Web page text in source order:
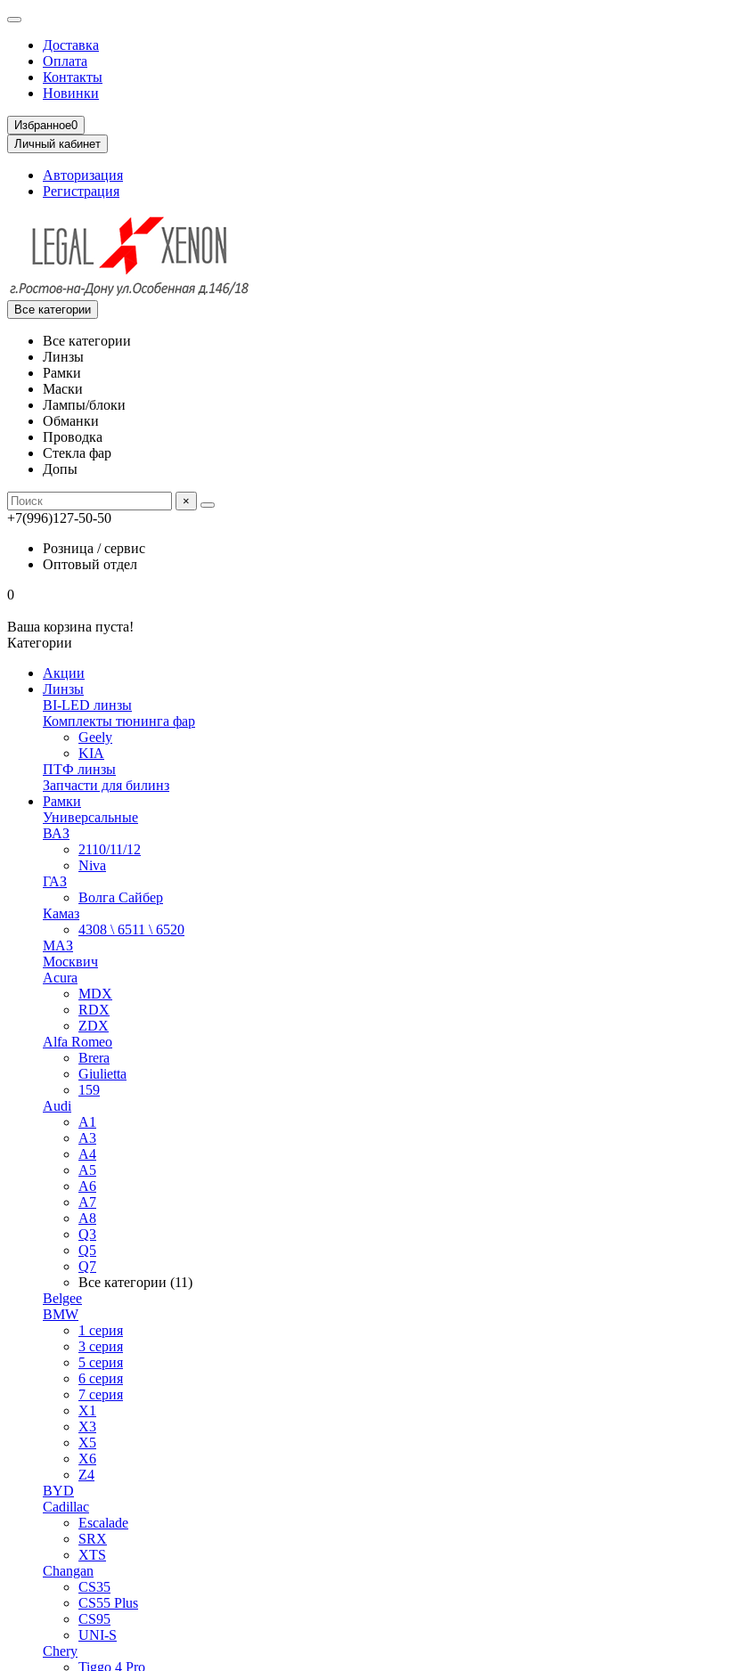
Доставка
Оплата
Контакты
Новинки
Избранное0
Личный кабинет
Авторизация
Регистрация
Все категории
Все категории
Линзы
Рамки
Маски
Лампы/блоки
Обманки
Проводка
Стекла фар
Допы
×
+7(996)127-50-50
Розница / сервис
Оптовый отдел
0
Ваша корзина пуста!
Категории
Акции
Линзы
BI-LED линзы
Комплекты тюнинга фар
Geely
KIA
ПТФ линзы
Запчасти для билинз
Рамки
Универсальные
ВАЗ
2110/11/12
Niva
ГАЗ
Волга Сайбер
Камаз
4308 \ 6511 \ 6520
МАЗ
Москвич
Acura
MDX
RDX
ZDX
Alfa Romeo
Brera
Giulietta
159
Audi
A1
A3
A4
A5
A6
A7
A8
Q3
Q5
Q7
Все категории (11)
Belgee
BMW
1 серия
3 серия
5 серия
6 серия
7 серия
X1
X3
X5
X6
Z4
BYD
Cadillac
Escalade
SRX
XTS
Changan
CS35
CS55 Plus
CS95
UNI-S
Chery
Tiggo 4 Pro